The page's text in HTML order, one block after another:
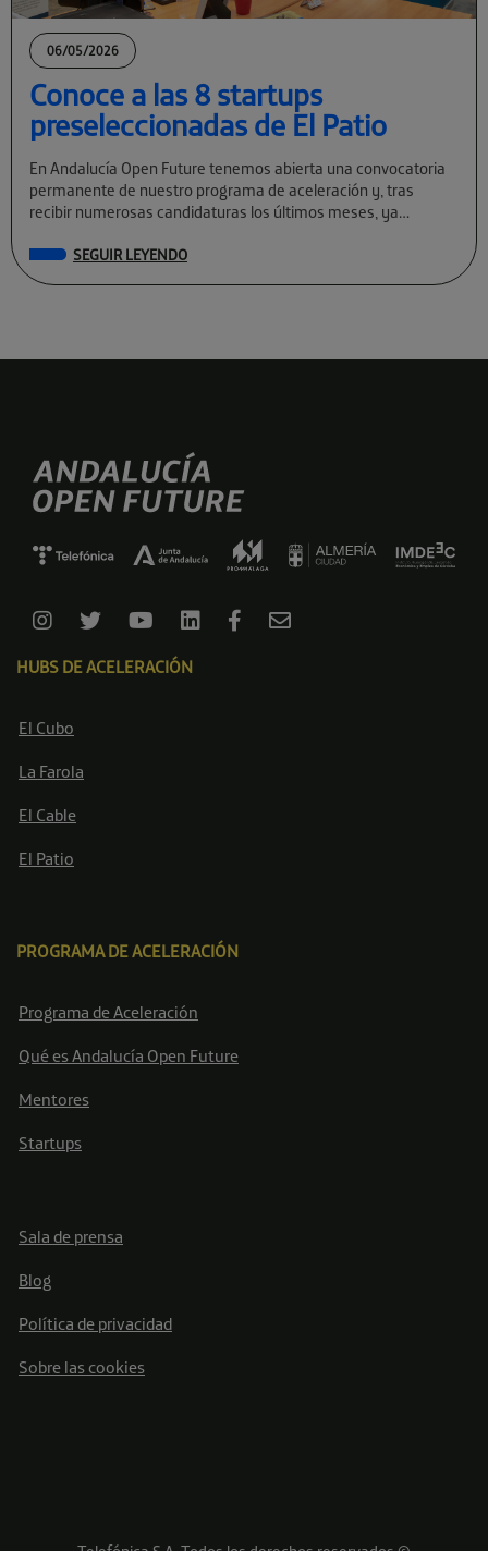
06/05/2026
Conoce a las 8 startups
preseleccionadas de El Patio
En Andalucía Open Future tenemos abierta una convocatoria
permanente de nuestro programa de aceleración y, tras
recibir numerosas candidaturas los últimos meses, ya
SEGUIR LEYENDO
HUBS DE ACELERACIÓN
El Cubo
La Farola
El Cable
El Patio
PROGRAMA DE ACELERACIÓN
Programa de Aceleración
Qué es Andalucía Open Future
Mentores
Startups
Sala de prensa
Blog
Política de privacidad
Sobre las cookies